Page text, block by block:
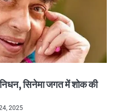
सिनेमा जगत में शोक की
2025